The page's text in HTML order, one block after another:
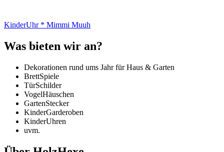
KinderUhr * Mimmi Muuh
Was bieten wir an?
Dekorationen rund ums Jahr für Haus & Garten
BrettSpiele
TürSchilder
VogelHäuschen
GartenStecker
KinderGarderoben
KinderUhren
uvm.